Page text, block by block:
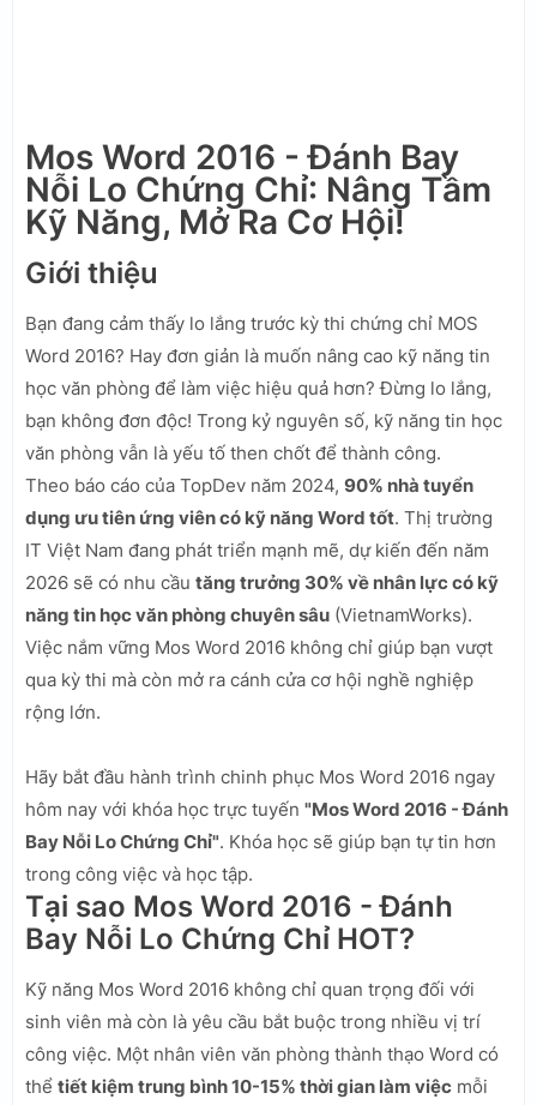
Mos Word 2016 - Đánh Bay
Nỗi Lo Chứng Chỉ: Nâng Tầm
Kỹ Năng, Mở Ra Cơ Hội!
Giới thiệu
Bạn đang cảm thấy lo lắng trước kỳ thi chứng chỉ MOS
Word 2016? Hay đơn giản là muốn nâng cao kỹ năng tin
học văn phòng để làm việc hiệu quả hơn? Đừng lo lắng,
bạn không đơn độc! Trong kỷ nguyên số, kỹ năng tin học
văn phòng vẫn là yếu tố then chốt để thành công.
Theo báo cáo của TopDev năm 2024, 90% nhà tuyển
dụng ưu tiên ứng viên có kỹ năng Word tốt. Thị trường
IT Việt Nam đang phát triển mạnh mẽ, dự kiến đến năm
2026 sẽ có nhu cầu tăng trưởng 30% về nhân lực có kỹ
năng tin học văn phòng chuyên sâu (VietnamWorks).
Việc nắm vững Mos Word 2016 không chỉ giúp bạn vượt
qua kỳ thi mà còn mở ra cánh cửa cơ hội nghề nghiệp
rộng lớn.
Hãy bắt đầu hành trình chinh phục Mos Word 2016 ngay
hôm nay với khóa học trực tuyến "Mos Word 2016 - Đánh
Bay Nỗi Lo Chứng Chỉ". Khóa học sẽ giúp bạn tự tin hơn
trong công việc và học tập.
Tại sao Mos Word 2016 - Đánh
Bay Nỗi Lo Chứng Chỉ HOT?
Kỹ năng Mos Word 2016 không chỉ quan trọng đối với
sinh viên mà còn là yêu cầu bắt buộc trong nhiều vị trí
công việc. Một nhân viên văn phòng thành thạo Word có
thể tiết kiệm trung bình 10-15% thời gian làm việc mỗi